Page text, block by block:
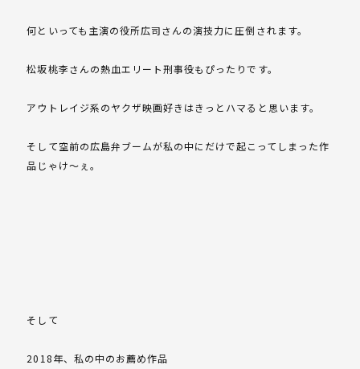
何といっても主演の役所広司さんの演技力に圧倒されます。
松坂桃李さんの熱血エリート刑事役もぴったりです。
アウトレイジ系のヤクザ映画好きはきっとハマると思います。
そして空前の広島弁ブームが私の中にだけで起こってしまった作
品じゃけ～ぇ。
そして
2018年、私の中のお薦め作品